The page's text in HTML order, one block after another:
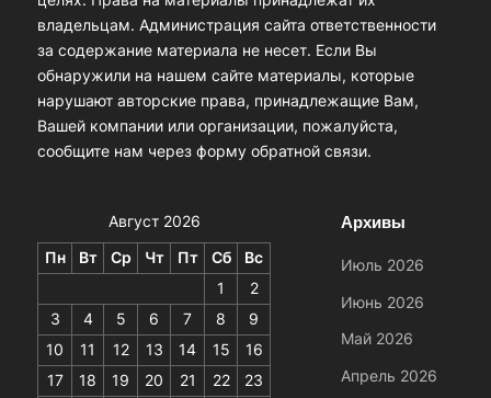
владельцам. Администрация сайта ответственности
за содержание материала не несет. Если Вы
обнаружили на нашем сайте материалы, которые
нарушают авторские права, принадлежащие Вам,
Вашей компании или организации, пожалуйста,
сообщите нам через форму обратной связи.
Август 2026
Пн Вт Ср Чт Пт Сб
Вс
1
2
3
4 5 6 7 8
9
10
11 12 13 14 15
16
17
18 19 20 21 22
23
Архивы
Июль 2026
Июнь 2026
Май 2026
Апрель 2026